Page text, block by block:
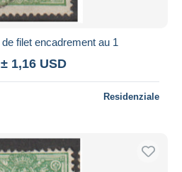
filet encadrement au 1
± 1,16 USD
Residenziale